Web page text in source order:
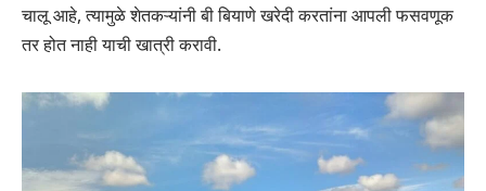
चालू आहे, त्यामुळे शेतकऱ्यांनी बी बियाणे खरेदी करतांना आपली फसवणूक
तर होत नाही याची खात्री करावी.